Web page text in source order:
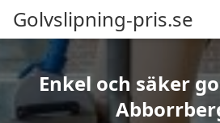
Golvslipning-pris.se
Enkel och säker